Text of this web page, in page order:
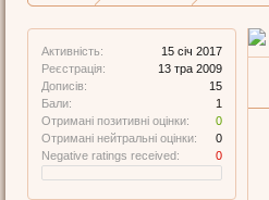
Активність:
15 січ 2017
Реєстрація:
13 тра 2009
Дописів:
15
Бали:
1
Отримані позитивні оцінки:
0
Отримані нейтральні оцінки:
0
Negative ratings received:
0